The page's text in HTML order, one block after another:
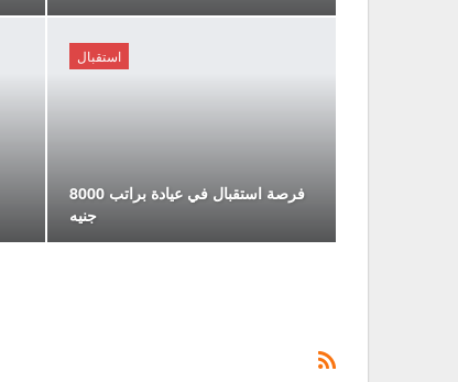
استقبال
فرصة استقبال في عيادة براتب 8000
جنيه